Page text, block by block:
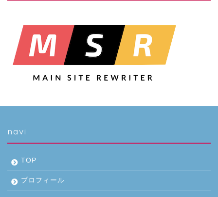
navi
TOP
プロフィール